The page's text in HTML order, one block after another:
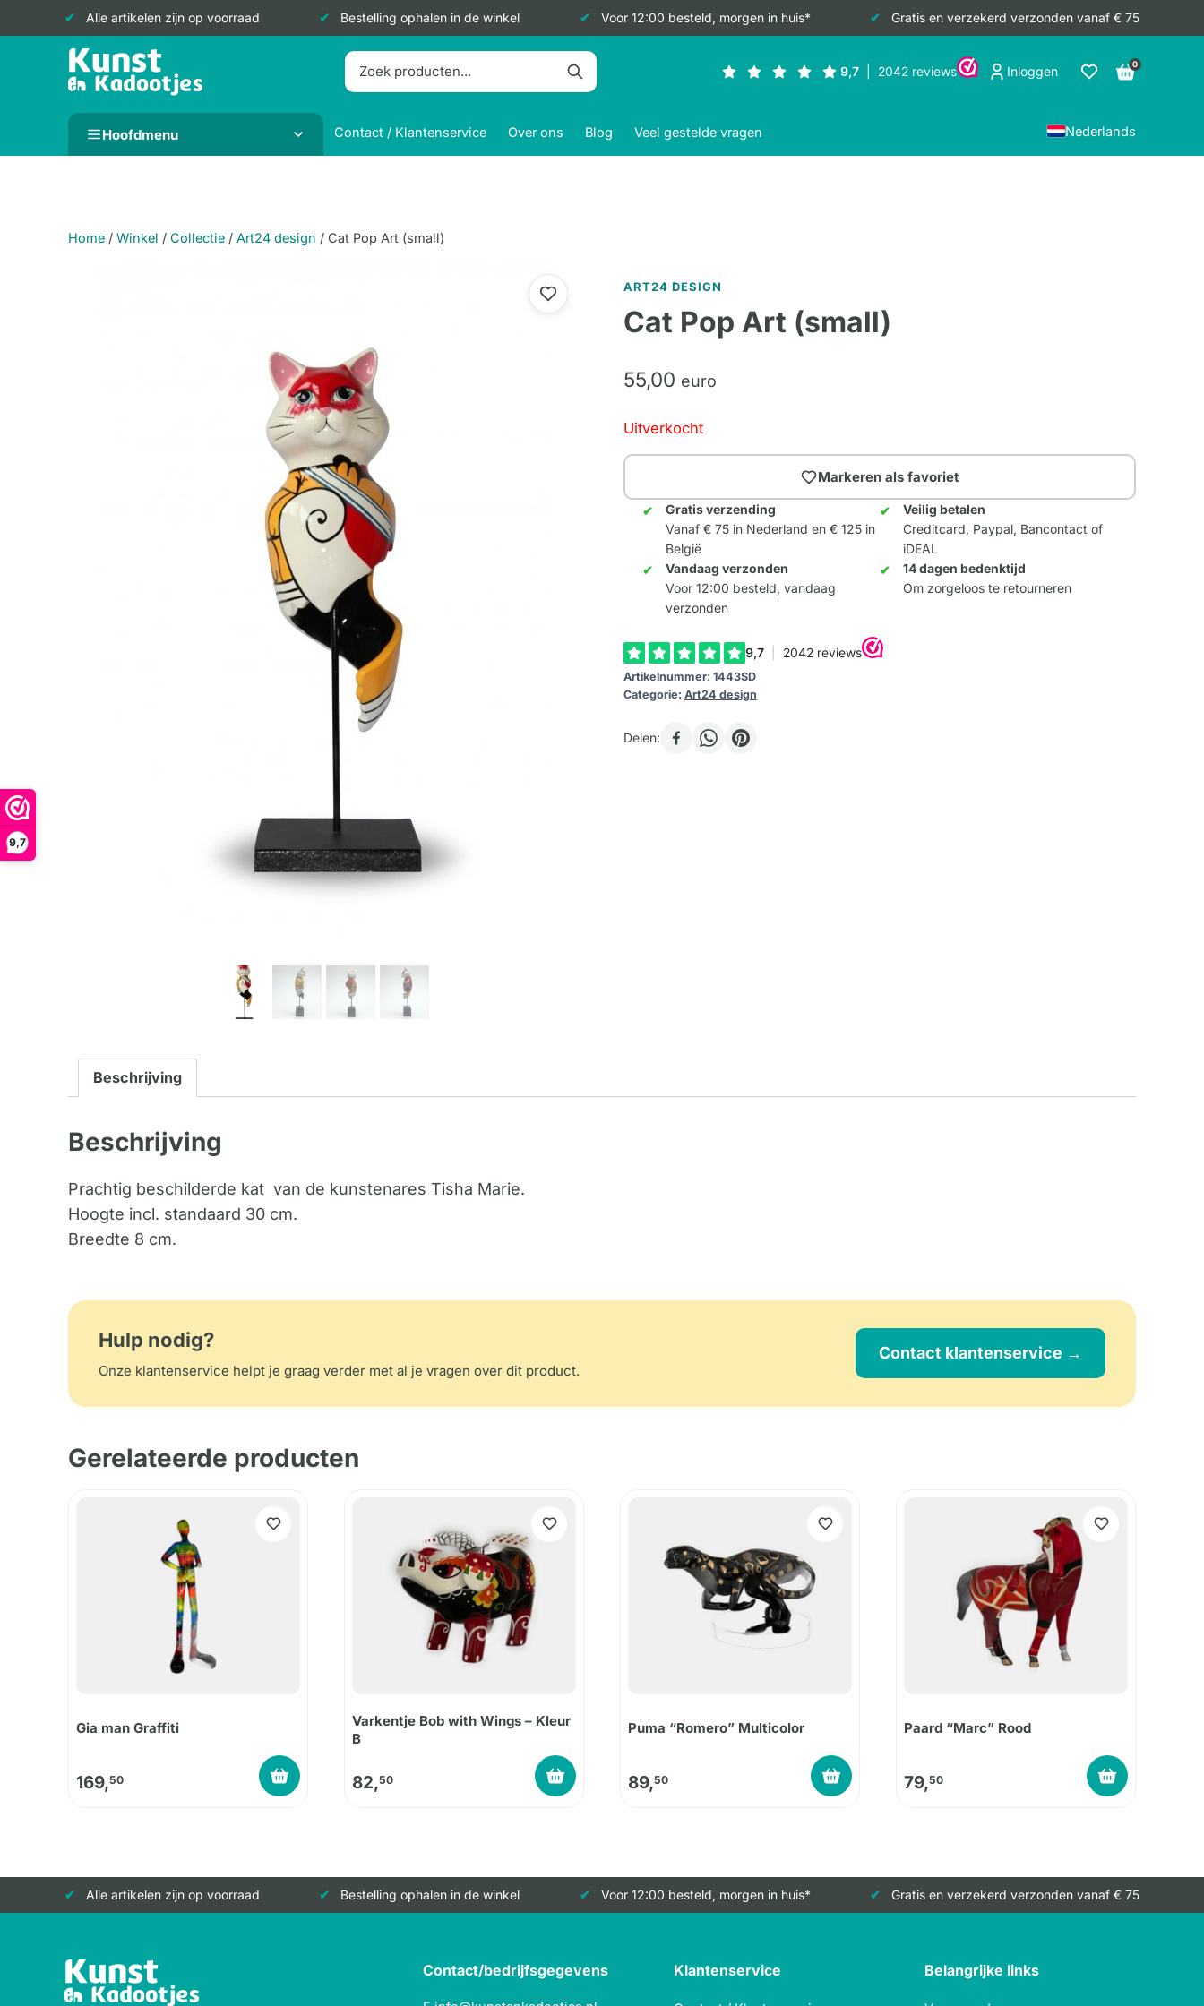
9,7
Alle artikelen zijn op voorraad Bestelling ophalen in de winkel Voor 12:00 besteld, morgen in huis* Gratis en verzekerd verzonden vanaf € 75
Doorgaan
Inloggen 0
Hoofdmenu Contact / Klantenservice Over ons Blog Veel gestelde vragen Nederlands
Home / Winkel / Collectie / Art24 design / Cat Pop Art (small)
ART24 DESIGN
Cat Pop Art (small)
55,00 euro
Uitverkocht
Markeren als favoriet
Gratis verzending
Vanaf € 75 in Nederland en € 125 in
België
Veilig betalen
Creditcard, Paypal, Bancontact of
iDEAL
Vandaag verzonden
Voor 12:00 besteld, vandaag
verzonden
14 dagen bedenktijd
Om zorgeloos te retourneren
Artikelnummer: 1443SD
Categorie: Art24 design
Delen:
Beschrijving
Beschrijving
Prachtig beschilderde kat van de kunstenares Tisha Marie.
Hoogte incl. standaard 30 cm.
Breedte 8 cm.
Hulp nodig?
Onze klantenservice helpt je graag verder met al je vragen over dit product.
Contact klantenservice →
Gerelateerde producten
Gia man Graffiti
169,50
Varkentje Bob with Wings – Kleur
B
82,50
Puma “Romero” Multicolor
89,50
Paard “Marc” Rood
79,50
Alle artikelen zijn op voorraad Bestelling ophalen in de winkel Voor 12:00 besteld, morgen in huis* Gratis en verzekerd verzonden vanaf € 75
Contact/bedrijfsgegevens Klantenservice Belangrijke links